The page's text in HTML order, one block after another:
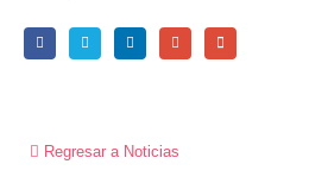
Regresar a Noticias